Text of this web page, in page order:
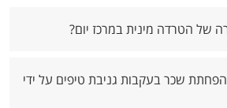
של הטרדה מינית במרכז יום?
שכר בעקבות גניבת טיפים על ידי